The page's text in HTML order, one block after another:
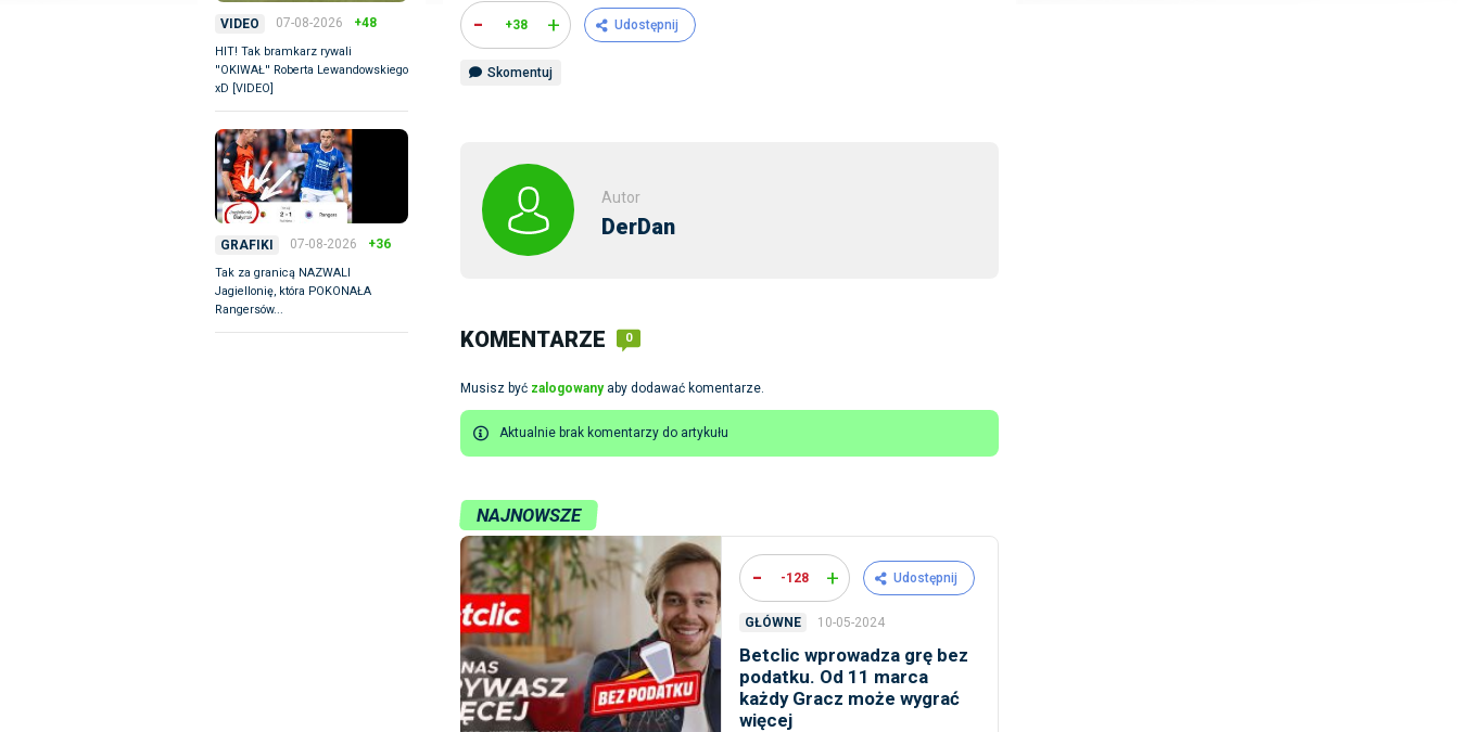
VIDEO 07-08-2026 +48
HIT! Tak bramkarz rywali
''OKIWAŁ'' Roberta Lewandowskiego
xD [VIDEO]
GRAFIKI 07-08-2026 +36
Tak za granicą NAZWALI
Jagiellonię, która POKONAŁA
Rangersów...
- +38 + Udostępnij
Skomentuj
Autor
DerDan
KOMENTARZE 0
Musisz być zalogowanyaby dodawać komentarze.
Aktualnie brak komentarzy do artykułu
NAJNOWSZE
- -128 + Udostępnij
GŁÓWNE 10-05-2024
Betclic wprowadza grę bez
podatku. Od 11 marca
każdy Gracz może wygrać
więcej